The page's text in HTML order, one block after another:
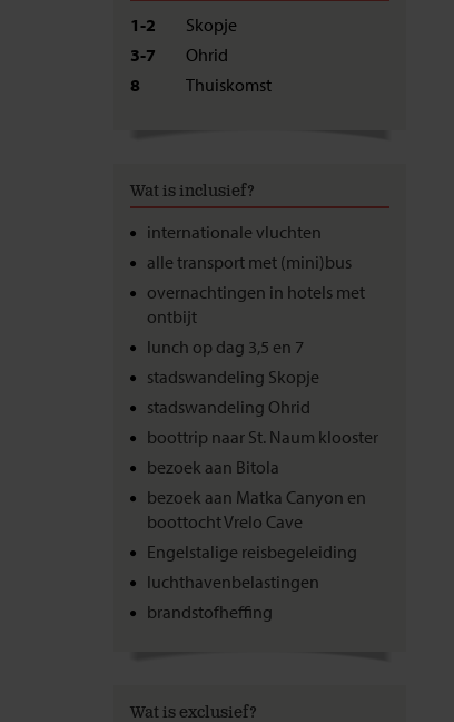
1-2
Skopje
3-7
Ohrid
8
Thuiskomst
Wat is inclusief?
internationale vluchten
alle transport met (mini)bus
overnachtingen in hotels met
ontbijt
lunch op dag 3,5 en 7
stadswandeling Skopje
stadswandeling Ohrid
boottrip naar St. Naum klooster
bezoek aan Bitola
bezoek aan Matka Canyon en
boottocht Vrelo Cave
Engelstalige reisbegeleiding
luchthavenbelastingen
brandstofheffing
Wat is exclusief?